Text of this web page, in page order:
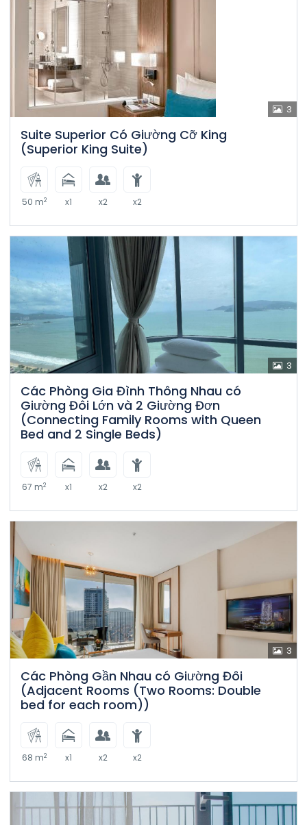
3
Suite Superior Có Giường Cỡ King
(Superior King Suite)
50 m2 x1 x2 x2
3
Các Phòng Gia Đình Thông Nhau có
Giường Đôi Lớn và 2 Giường Đơn
(Connecting Family Rooms with Queen
Bed and 2 Single Beds)
67 m2 x1 x2 x2
3
Các Phòng Gần Nhau có Giường Đôi
(Adjacent Rooms (Two Rooms: Double
bed for each room))
68 m2 x1 x2 x2